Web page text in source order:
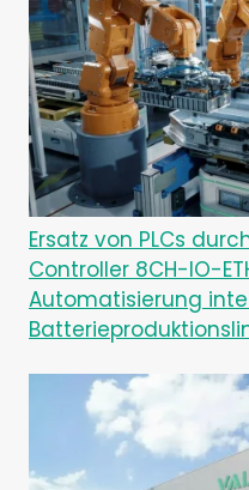
Ersatz von PLCs
Controller 8CH-IO-
Automatisierung